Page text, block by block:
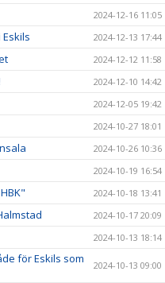
2024-12-16 11:05
2024-12-13 17:44
2024-12-12 11:58
2024-12-10 14:42
2024-12-05 19:42
2024-10-27 18:01
2024-10-26 10:36
2024-10-19 16:54
2024-10-18 13:41
2024-10-17 20:09
2024-10-13 18:14
för Eskils som
2024-10-13 09:00